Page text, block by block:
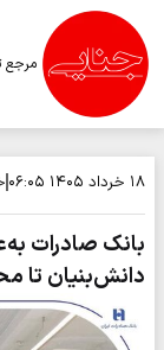
مرجع
۱۸ خرداد ۱۴۰۵ ۰۶:۰۵
بانک صادرات
دانش‌بنیان تا